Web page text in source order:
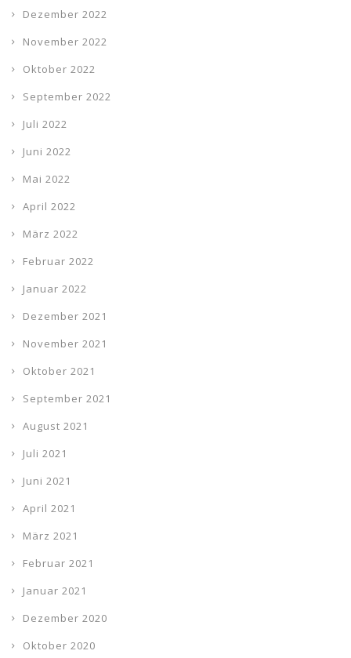
Dezember 2022
November 2022
Oktober 2022
September 2022
Juli 2022
Juni 2022
Mai 2022
April 2022
März 2022
Februar 2022
Januar 2022
Dezember 2021
November 2021
Oktober 2021
September 2021
August 2021
Juli 2021
Juni 2021
April 2021
März 2021
Februar 2021
Januar 2021
Dezember 2020
Oktober 2020